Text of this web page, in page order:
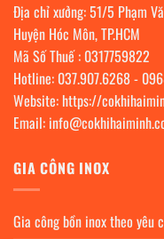
Địa chỉ xưởng: 51/5 Phạm
Huyện Hóc Môn, TP.HCM
Mã Số Thuế : 0317759822
Hotline: 037.907.6268-
Website: https://
Email:
GIA CÔNG INOX
Gia công bồn inox theo yêu